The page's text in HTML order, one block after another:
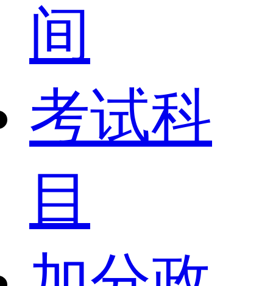
间
考试科
目